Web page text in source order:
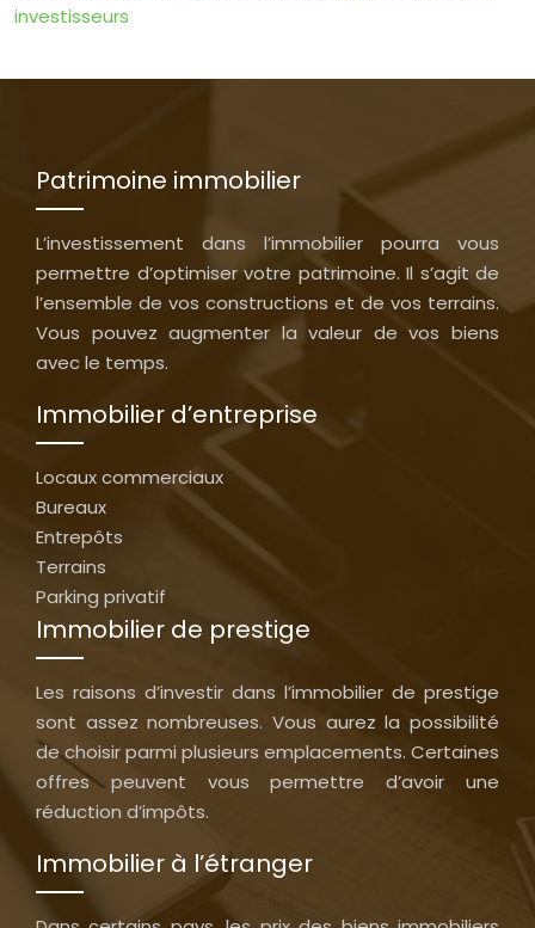
investisseurs
Patrimoine immobilier
L’investissement dans l’immobilier pourra vous
permettre d’optimiser votre patrimoine. Il s’agit de
l’ensemble de vos constructions et de vos terrains.
Vous pouvez augmenter la valeur de vos biens
avec le temps.
Immobilier d’entreprise
Locaux commerciaux
Bureaux
Entrepôts
Terrains
Parking privatif
Immobilier de prestige
Les raisons d’investir dans l’immobilier de prestige
sont assez nombreuses. Vous aurez la possibilité
de choisir parmi plusieurs emplacements. Certaines
offres peuvent vous permettre d’avoir une
réduction d’impôts.
Immobilier à l’étranger